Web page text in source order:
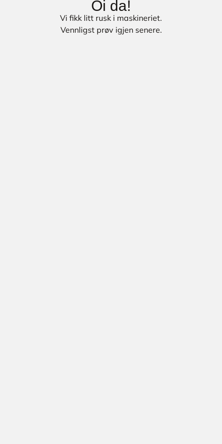
Oi da!
Vi fikk litt rusk i maskineriet.
Vennligst prøv igjen senere.